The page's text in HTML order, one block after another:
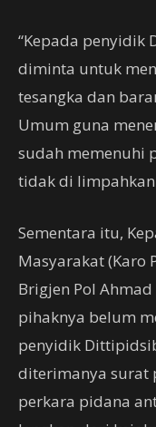
“Kepada penyidik
diminta untuk
tesangka dan
Umum guna
sudah memenuhi
tidak di limpahkan
Sementara itu,
Masyarakat (Karo
Brigjen Pol
pihaknya belum
penyidik
diterimanya surat
perkara pidana